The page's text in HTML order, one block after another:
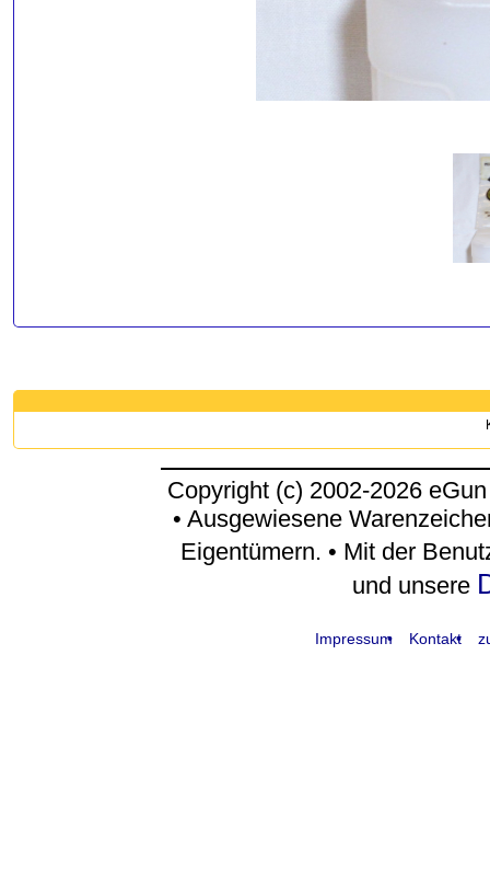
Copyright (c) 2002-2026
• Ausgewiesene
Eigentümern. • Mit der
und unsere
Impressum Kontakt